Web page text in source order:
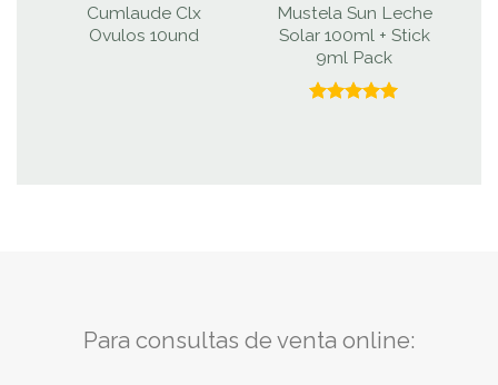
Cumlaude Clx
Ovulos 10und
Mustela Sun Leche
Solar 100ml + Stick
9ml Pack
Para consultas de venta online: